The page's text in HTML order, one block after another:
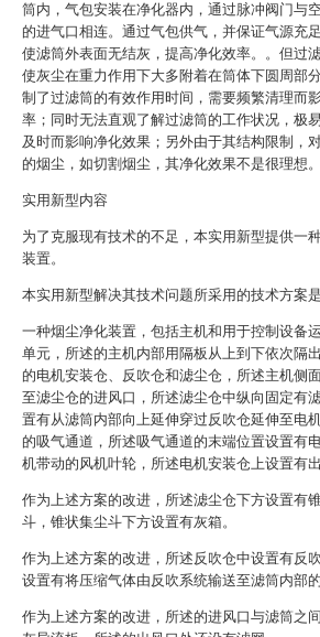
筒内，气包安装在净化器内，通过脉冲阀门与
的进气口相连。通过气包供气，并保证气源充
使滤筒外表面无结灰，提高净化效率。。但过
使灰尘在重力作用下大多附着在筒体下圆周部
制了过滤筒的有效作用时间，需要频繁清理而
率；同时无法直观了解过滤筒的工作状况，极
及时而影响净化效果；另外由于其结构限制，
的烟尘，如切割烟尘，其净化效果不是很理想。
实用新型内容
为了克服现有技术的不足，本实用新型提供一
装置。
本实用新型解决其技术问题所采用的技术方案是
一种烟尘净化装置，包括主机和用于控制设备
单元，所述的主机内部用隔板从上到下依次隔
的电机安装仓、反吹仓和滤尘仓，所述主机侧
至滤尘仓的进风口，所述滤尘仓中纵向固定有
置有从滤筒内部向上延伸穿过反吹仓延伸至电
的吸气通道，所述吸气通道的末端位置设置有
机带动的风机叶轮，所述电机安装仓上设置有出
作为上述方案的改进，所述滤尘仓下方设置有
斗，锥状集尘斗下方设置有灰箱。
作为上述方案的改进，所述反吹仓中设置有反
设置有将压缩气体由反吹系统输送至滤筒内部的
作为上述方案的改进，所述的进风口与滤筒之